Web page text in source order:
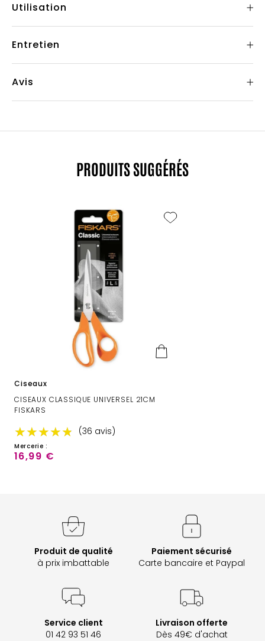
Utilisation
Entretien
Avis
PRODUITS SUGGÉRÉS
Ciseaux
CISEAUX CLASSIQUE UNIVERSEL 21CM
FISKARS
★★★★★
★★★★★ (36 avis)
Mercerie :
16,99 €
Produit de qualité
à prix imbattable
Paiement sécurisé
Carte bancaire et Paypal
Service client
01 42 93 51 46
Livraison offerte
Dès 49€ d'achat